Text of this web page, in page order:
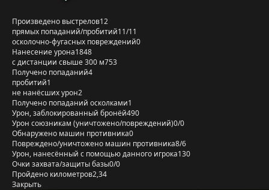
Произведено выстрелов12
прямых попаданий/пробитий11/11
осколочно-фугасных повреждений0
Нанесение урона1848
с дистанции свыше 300 м753
Получено попаданий4
пробитий1
не нанёсших урон2
Получено попаданий осколками1
Урон, заблокированный бронёй490
Урон союзникам (уничтожено/повреждений)0/0
Обнаружено машин противника0
Повреждено/уничтожено машин противника8/6
Урон, нанесённый с помощью данного игрока130
Очки захвата/защиты базы0/0
Пройдено километров2,34
Закрыть